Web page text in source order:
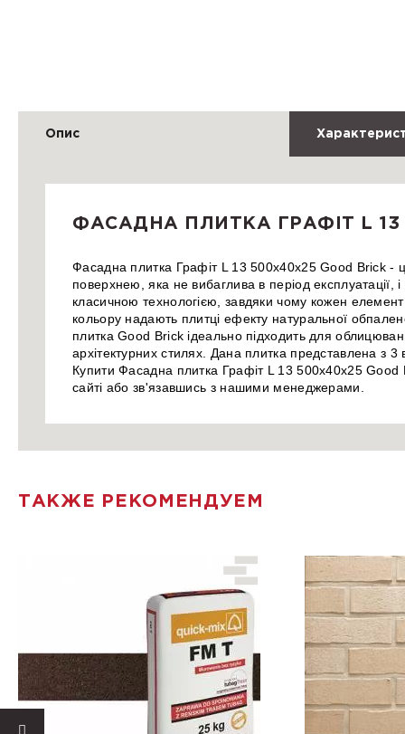
Опис
ФАСАДНА ПЛИТКА ГРАФІТ L 13
Фасадна плитка Графіт L 13 500х40х25 Good Brick
поверхнею, яка не вибаглива в період експлуатації,
класичною технологією, завдяки чому кожен елемент
кольору надають плитці ефекту натуральної
плитка Good Brick ідеально підходить для
архітектурних стилях. Дана плитка представлена з
Купити Фасадна плитка Графіт L 13 500х40х25
сайті або зв'язавшись з нашими менеджерами.
ТАКЖЕ РЕКОМЕНДУЕМ